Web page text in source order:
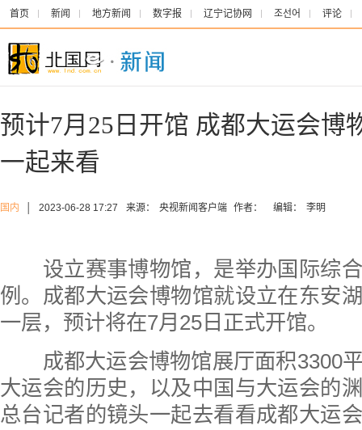
首页 新闻 地方新闻 数字报 辽宁记协网 조선어 评论
预计7月25日开馆 成都大运会博
一起来看
国内 2023-06-28 17:27 来源： 央视新闻客户端 作者： 编辑： 李明
设立赛事博物馆，是举办国际综合
例。成都大运会博物馆就设立在东安
一层，预计将在7月25日正式开馆。
成都大运会博物馆展厅面积3300
大运会的历史，以及中国与大运会的
总台记者的镜头一起去看看成都大运